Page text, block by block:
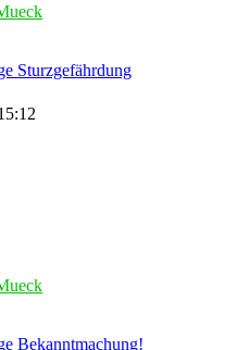
Sturzgefährdung
Bekanntmachung!